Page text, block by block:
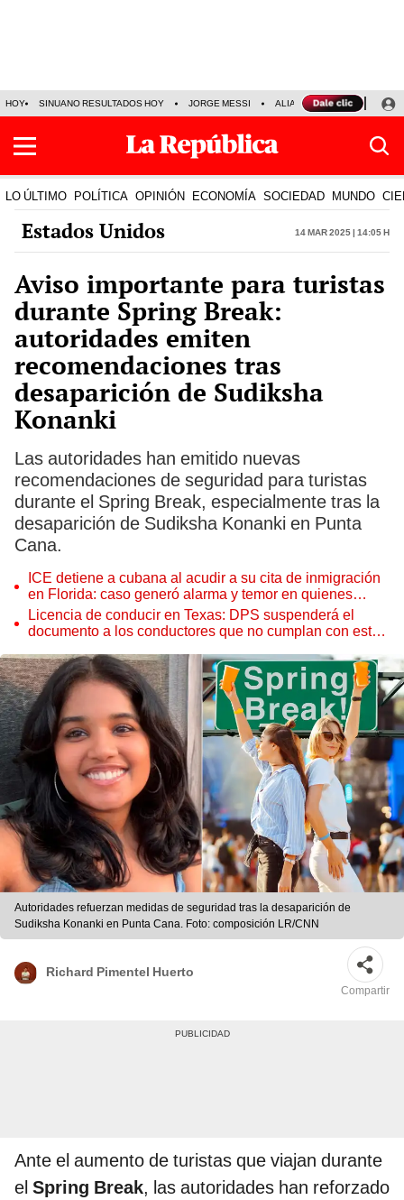
HOY SINUANO RESULTADOS HOY JORGE MESSI ALIANZA LIMA VS SPORT
LO ÚLTIMO POLÍTICA OPINIÓN ECONOMÍA SOCIEDAD MUNDO
Estados Unidos 14 Mar 2025 | 14:05 h
Aviso importante para turistas
durante Spring Break:
autoridades emiten
recomendaciones tras
desaparición de Sudiksha
Konanki
Las autoridades han emitido nuevas
recomendaciones de seguridad para turistas
durante el Spring Break, especialmente tras la
desaparición de Sudiksha Konanki en Punta
Cana.
ICE detiene a cubana al acudir a su cita de inmigración
en Florida: caso generó alarma y temor en quienes
esperan su turno
Licencia de conducir en Texas: DPS suspenderá el
documento a los conductores que no cumplan con este
Autoridades refuerzan medidas de seguridad tras la desaparición de
Sudiksha Konanki en Punta Cana. Foto: composición LR/CNN
Richard Pimentel Huerto
Compartir
Ante el aumento de turistas que viajan durante
el Spring Break, las autoridades han reforzado